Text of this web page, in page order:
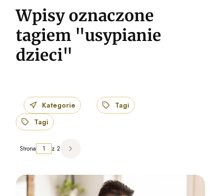
Wpisy oznaczone
tagiem "usypianie
dzieci"
Kategorie
Tagi
Tagi
Strona z 2 Następne wpisy